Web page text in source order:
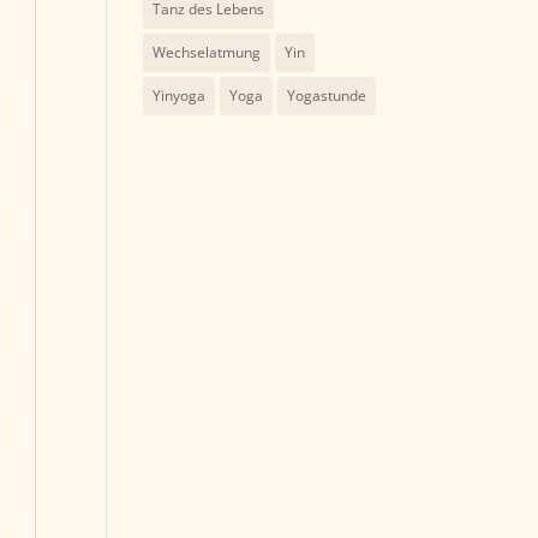
Tanz des Lebens
Wechselatmung Yin
Yinyoga Yoga Yogastunde